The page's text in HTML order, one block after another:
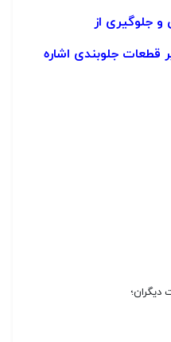
جلوگیری از
قطعات جلوبندی اشاره
دیگران؛